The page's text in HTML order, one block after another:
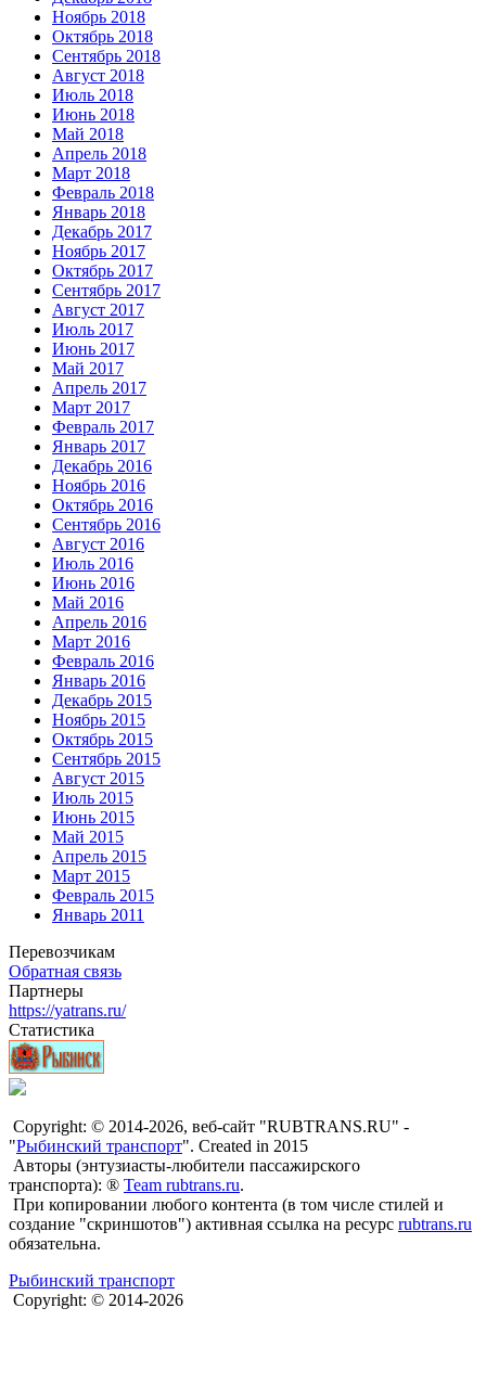
Ноябрь 2018
Октябрь 2018
Сентябрь 2018
Август 2018
Июль 2018
Июнь 2018
Май 2018
Апрель 2018
Март 2018
Февраль 2018
Январь 2018
Декабрь 2017
Ноябрь 2017
Октябрь 2017
Сентябрь 2017
Август 2017
Июль 2017
Июнь 2017
Май 2017
Апрель 2017
Март 2017
Февраль 2017
Январь 2017
Декабрь 2016
Ноябрь 2016
Октябрь 2016
Сентябрь 2016
Август 2016
Июль 2016
Июнь 2016
Май 2016
Апрель 2016
Март 2016
Февраль 2016
Январь 2016
Декабрь 2015
Ноябрь 2015
Октябрь 2015
Сентябрь 2015
Август 2015
Июль 2015
Июнь 2015
Май 2015
Апрель 2015
Март 2015
Февраль 2015
Январь 2011
Перевозчикам
Обратная связь
Партнеры
https://yatrans.ru/
Статистика
Copyright: © 2014-2026, веб-сайт "RUBTRANS.RU" -
"Рыбинский транспорт". Created in 2015
Авторы (энтузиасты-любители пассажирского
транспорта): ® Team rubtrans.ru.
При копировании любого контента (в том числе стилей и
создание "скриншотов") активная ссылка на ресурс rubtrans.ru
обязательна.
Рыбинский транспорт
Copyright: © 2014-2026